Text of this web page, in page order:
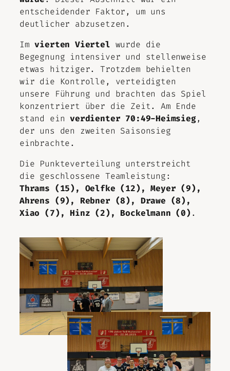
entscheidender Faktor, um uns
deutlicher abzusetzen.
Imvierten Viertel wurde die
Begegnung intensiver und stellenweise
etwas hitziger. Trotzdem behielten
wir die Kontrolle, verteidigten
unsere Führung und brachten das Spiel
konzentriert über die Zeit. Am Ende
stand einverdienter 70:49-Heimsieg,
der uns den zweiten Saisonsieg
einbrachte.
Die Punkteverteilung unterstreicht
die geschlossene Teamleistung:
Thrams (15), Oelfke (12), Meyer (9),
Ahrens (9), Rebner (8), Drawe (8),
Xiao (7), Hinz (2), Bockelmann (0) .